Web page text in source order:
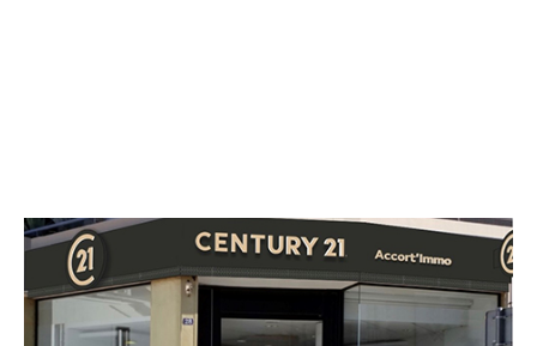
CENTURY 21 Accort'Immo
28 rue Raymond Poincaré
LA ROCHE SUR YON - 85000